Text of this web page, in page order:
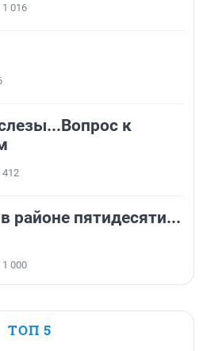
1 016
к
412
районе пятидесяти...
1 000
ТОП 5